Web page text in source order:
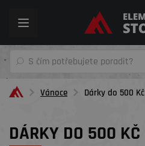
Toggle
Vánoce Dárky do 500 Kč
DÁRKY DO 500 KČ